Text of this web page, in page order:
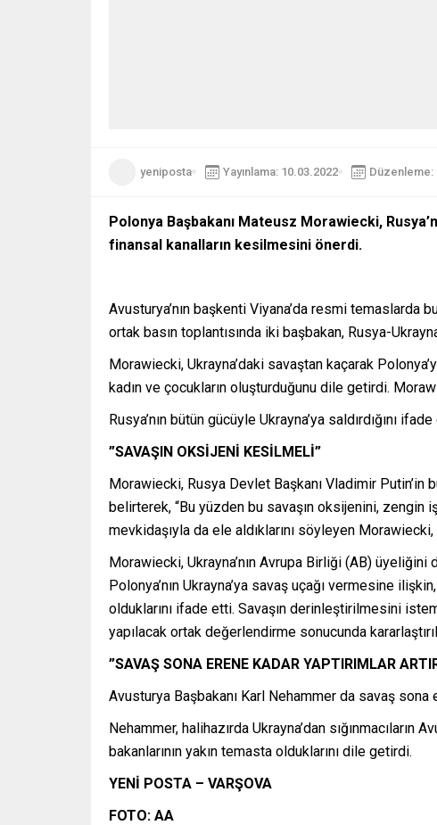
yeniposta Yayınlama: 10.03.2022 Düzenleme:
Polonya Başbakanı Mateusz Morawiecki,
finansal kanalların kesilmesini önerdi.
Avusturya’nın başkenti Viyana’da resmi temaslarda
ortak basın toplantısında iki başbakan, Rusya-
Morawiecki, Ukrayna’daki savaştan kaçarak
kadın ve çocukların oluşturduğunu dile getirdi.
Rusya’nın bütün gücüyle Ukrayna’ya saldırdığını
”SAVAŞIN OKSİJENİ KESİLMELİ”
Morawiecki, Rusya Devlet Başkanı Vladimir Putin’in
belirterek, “Bu yüzden bu savaşın oksijenini, zengin
mevkidaşıyla da ele aldıklarını söyleyen
Morawiecki, Ukrayna’nın Avrupa Birliği (AB)
Polonya’nın Ukrayna’ya savaş uçağı vermesine
olduklarını ifade etti. Savaşın derinleştirilmesini
yapılacak ortak değerlendirme sonucunda
”SAVAŞ SONA ERENE KADAR YAPTIRIMLAR
Avusturya Başbakanı Karl Nehammer da savaş sona
Nehammer, halihazırda Ukrayna’dan
bakanlarının yakın temasta olduklarını dile getirdi.
YENİ POSTA – VARŞOVA
FOTO: AA